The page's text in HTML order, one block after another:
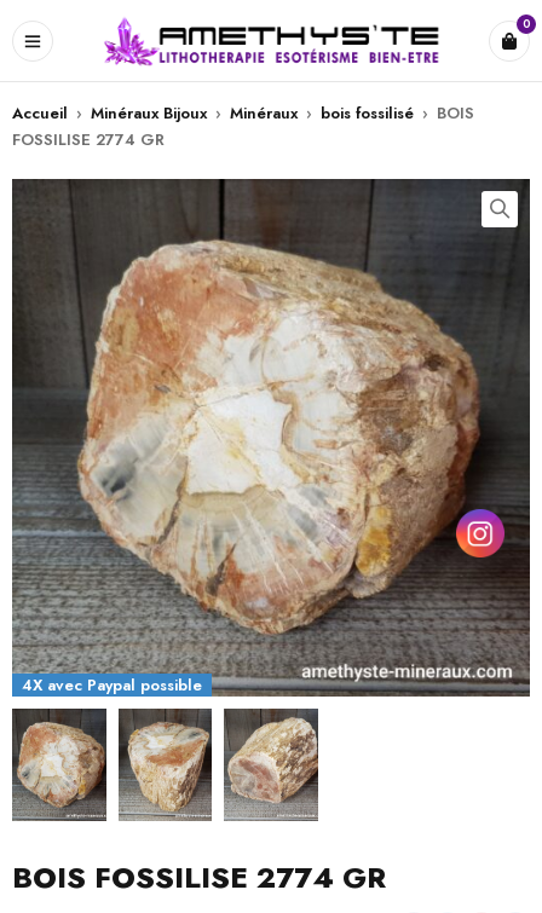
0
Accueil › Minéraux Bijoux › Minéraux › bois fossilisé › BOIS
FOSSILISE 2774 GR
4X avec Paypal possible
BOIS FOSSILISE 2774 GR